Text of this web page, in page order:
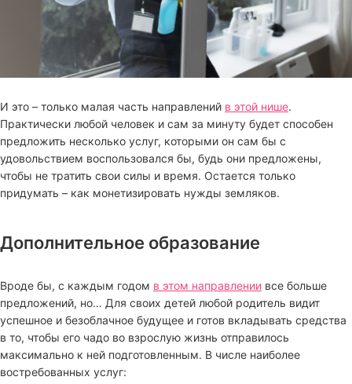
И это – только малая часть направлений в этой нише.
Практически любой человек и сам за минуту будет способен
предложить несколько услуг, которыми он сам бы с
удовольствием воспользовался бы, будь они предложены,
чтобы не тратить свои силы и время. Остается только
придумать – как монетизировать нужды земляков.
Дополнительное образование
Вроде бы, с каждым годом в этом направлении все больше
предложений, но… Для своих детей любой родитель видит
успешное и безоблачное будущее и готов вкладывать средства
в то, чтобы его чадо во взрослую жизнь отправилось
максимально к ней подготовленным. В числе наиболее
востребованных услуг: